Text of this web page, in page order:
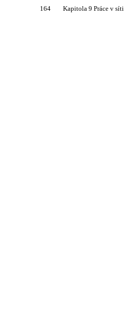
164 Kapitola 9 Práce v síti